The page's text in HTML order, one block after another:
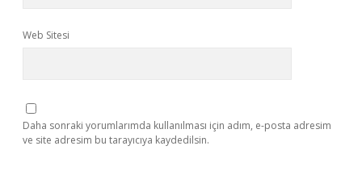
Web Sitesi
Daha sonraki yorumlarımda kullanılması için adım, e-posta adresim
ve site adresim bu tarayıcıya kaydedilsin.